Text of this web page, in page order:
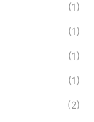
(1)
(1)
(1)
(1)
(2)